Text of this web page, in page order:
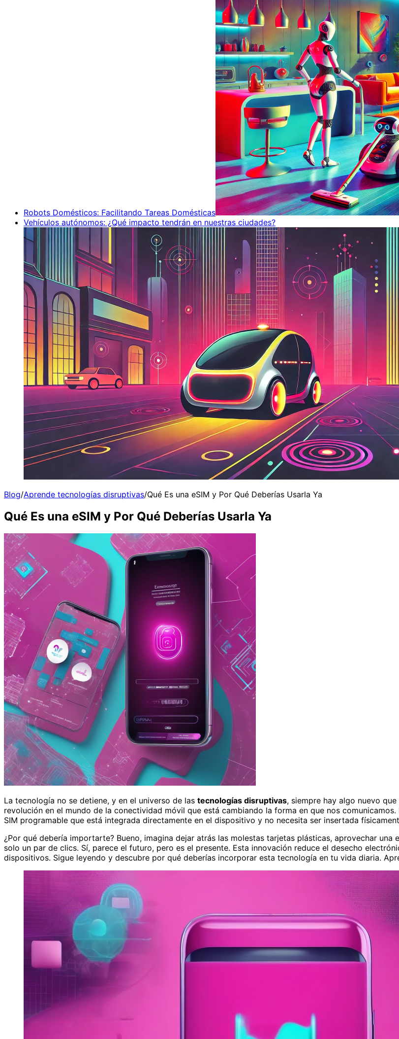
Robots Domésticos: Facilitando Tareas Domésticas
Vehículos autónomos: ¿Qué impacto tendrán en nuestras ciudades?
Blog/Aprende tecnologías disruptivas/Qué Es una eSIM y Por Qué Deberías Usarla Ya
Qué Es una eSIM y Por Qué Deberías Usarla Ya
La tecnología no se detiene, y en el universo de las tecnologías disruptivas, siempre hay algo nuevo
revolución en el mundo de la conectividad móvil que está cambiando la forma en que nos
SIM programable que está integrada directamente en el dispositivo y no necesita ser insertada
¿Por qué debería importarte? Bueno, imagina dejar atrás las molestas tarjetas plásticas, aprovechar
solo un par de clics. Sí, parece el futuro, pero es el presente. Esta innovación reduce el desecho
dispositivos. Sigue leyendo y descubre por qué deberías incorporar esta tecnología en tu vida diaria.